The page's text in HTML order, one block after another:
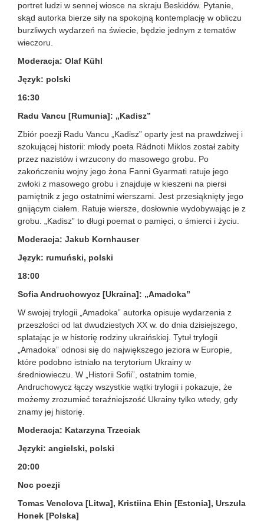
portret ludzi w sennej wiosce na skraju Beskidów. Pytanie,
skąd autorka bierze siły na spokojną kontemplację w obliczu
burzliwych wydarzeń na świecie, będzie jednym z tematów
wieczoru.
Moderacja: Olaf Kühl
Język: polski
16:30
Radu Vancu [Rumunia]: „Kadisz”
Zbiór poezji Radu Vancu „Kadisz” oparty jest na prawdziwej i
szokującej historii: młody poeta Rádnoti Miklos został zabity
przez nazistów i wrzucony do masowego grobu. Po
zakończeniu wojny jego żona Fanni Gyarmati ratuje jego
zwłoki z masowego grobu i znajduje w kieszeni na piersi
pamiętnik z jego ostatnimi wierszami. Jest przesiąknięty jego
gnijącym ciałem. Ratuje wiersze, dosłownie wydobywając je z
grobu. „Kadisz” to długi poemat o pamięci, o śmierci i życiu.
Moderacja: Jakub Kornhauser
Język: rumuński, polski
18:00
Sofia Andruchowycz [Ukraina]: „Amadoka”
W swojej trylogii „Amadoka” autorka opisuje wydarzenia z
przeszłości od lat dwudziestych XX w. do dnia dzisiejszego,
splatając je w historię rodziny ukraińskiej. Tytuł trylogii
„Amadoka” odnosi się do największego jeziora w Europie,
które podobno istniało na terytorium Ukrainy w
średniowieczu. W „Historii Sofii”, ostatnim tomie,
Andruchowycz łączy wszystkie wątki trylogii i pokazuje, że
możemy zrozumieć teraźniejszość Ukrainy tylko wtedy, gdy
znamy jej historię.
Moderacja: Katarzyna Trzeciak
Języki: angielski, polski
20:00
Noc poezji
Tomas Venclova [Litwa], Kristiina Ehin [Estonia], Urszula
Honek [Polska]